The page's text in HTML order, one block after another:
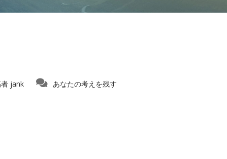
jank あなたの考えを残す